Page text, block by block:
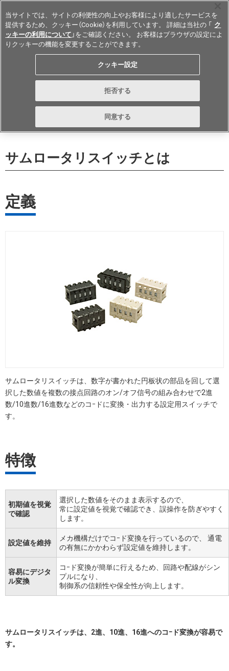
Japan
サムロータリスイッチとは​
定義
サムロータリスイッチは、数字が書かれた円板状の部品を回して選
択した数値を複数の接点回路のオン/オフ信号の組み合わせで2進
数/10進数/16進数などのコｰドに変換・出力する設定用スイッチで
す。
特徴
初期値を視覚
で確認
選択した数値をそのまま表示するので、
常に設定値を視覚で確認でき、誤操作を防ぎやすく
します。
設定値を維持
メカ機構だけでコｰド変換を行っているので、 通電
の有無にかかわらず設定値を維持します。
容易にデジタ
ル変換
コｰド変換が簡単に行えるため、回路や配線がシン
プルになり、
制御系の信頼性や保全性が向上します。
サムロータリスイッチは、2進、10進、16進へのコｰド変換が容易で
す。
当サイトでは、サイトの利便性の向上やお客様により適したサービスを
提供するため、クッキー（Cookie）を利用しています。 詳細は当社の 「 ク
ッキーの利用について 」をご確認ください。 お客様はブラウザの設定によ
りクッキーの機能を変更することができます。
クッキー設定
拒否する
同意する